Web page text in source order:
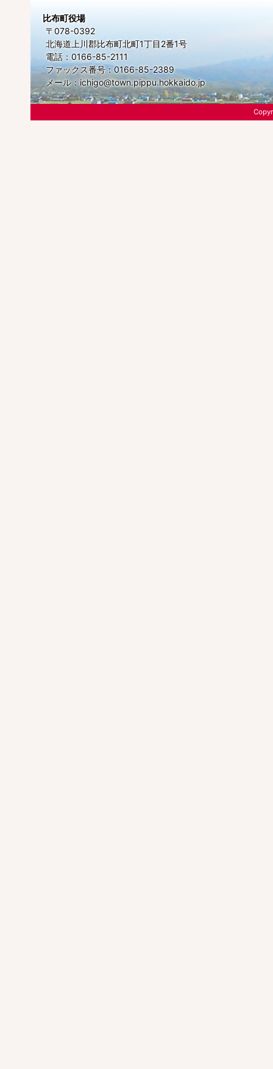
比布町役場
〒078-0392
北海道上川郡比布町北町1丁目2番1号
電話：0166-85-2111
ファックス番号：0166-85-2389
メール：ichigo@town.pippu.hokkaido.jp